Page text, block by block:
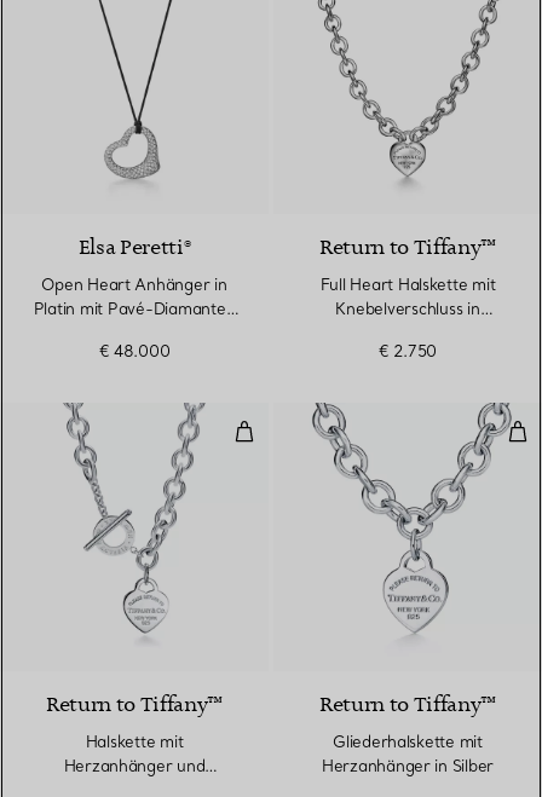
2 Materialien
Elsa Peretti®
Open Heart Anhänger in
Platin mit Pavé-Diamanten
€ 48.000
Return to Tiffany™
Full Heart Halskette mit
Knebelverschluss in
€ 2.750
Halskette mit Herzanhänger
Return to Tiffany™
Halskette mit
Herzanhänger und
Return to Tiffany™
Gliederhalskette mit
Herzanhänger in Silber